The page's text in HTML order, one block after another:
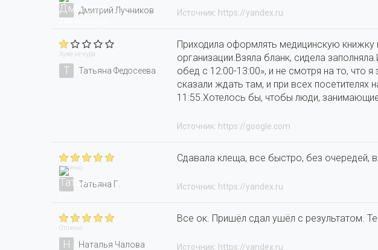
Дмитрий Лучников Источник: https://yandex.ru
Хуже не куда
Т Татьяна Федосеева
Приходила оформлять медицинскую
организации.Взяла бланк, сидела
обед с 12:00-13:00», и не смотря на то, что
сказали ждать там, и при всех
11:55.Хотелось бы, чтобы люди,
Источник: https://google.com
Отлично
Татьяна Г.
Сдавала клеща, все быстро, без очередей,
Источник: https://yandex.ru
Отлично
Н Наталья Чалова
Все ок. Пришёл сдал ушёл с результатом.
Источник: https://yandex.ru